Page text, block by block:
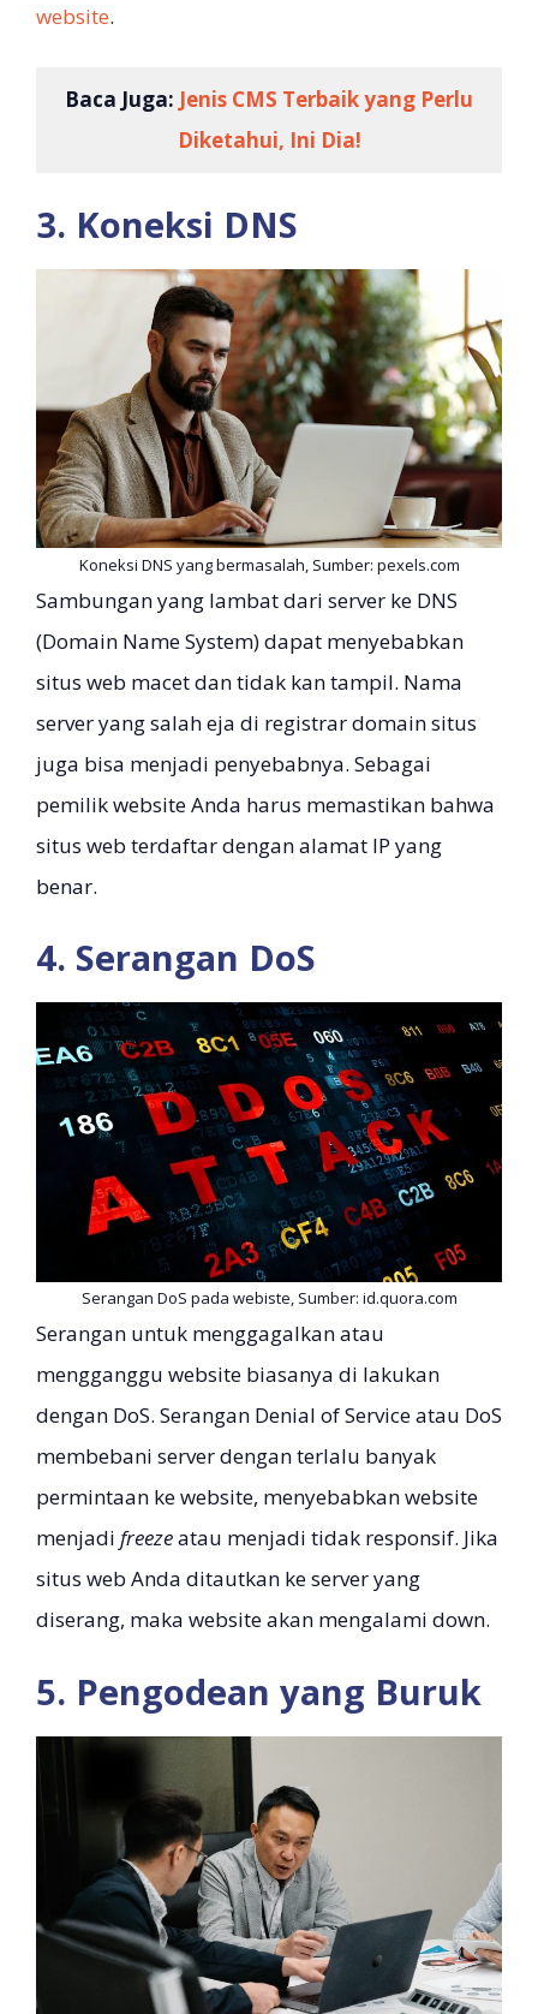
website.
Baca Juga: Jenis CMS Terbaik yang Perlu
Diketahui, Ini Dia!
3. Koneksi DNS
Koneksi DNS yang bermasalah, Sumber: pexels.com
Sambungan yang lambat dari server ke DNS
(Domain Name System) dapat menyebabkan
situs web macet dan tidak kan tampil. Nama
server yang salah eja di registrar domain situs
juga bisa menjadi penyebabnya. Sebagai
pemilik website Anda harus memastikan bahwa
situs web terdaftar dengan alamat IP yang
benar.
4. Serangan DoS
Serangan DoS pada webiste, Sumber: id.quora.com
Serangan untuk menggagalkan atau
mengganggu website biasanya di lakukan
dengan DoS. Serangan Denial of Service atau DoS
membebani server dengan terlalu banyak
permintaan ke website, menyebabkan website
menjadi freezeatau menjadi tidak responsif. Jika
situs web Anda ditautkan ke server yang
diserang, maka website akan mengalami down.
5. Pengodean yang Buruk